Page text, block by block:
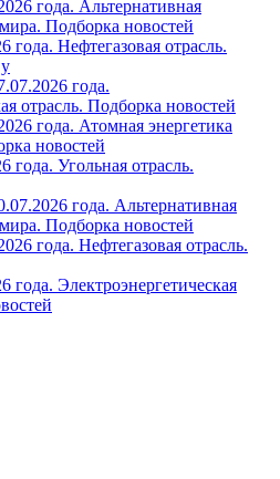
года. Альтернативная
Подборка новостей
года. Нефтегазовая отрасль.
года.
отрасль. Подборка новостей
года. Атомная энергетика
новостей
года. Угольная отрасль.
года. Альтернативная
Подборка новостей
года. Нефтегазовая отрасль.
года. Электроэнергетическая